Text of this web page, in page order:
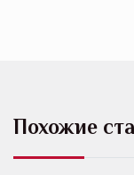
Похожие